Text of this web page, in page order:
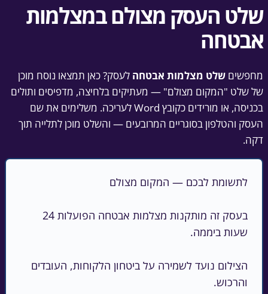
שלט העסק מצולם במצלמות
אבטחה
מחפשים שלט מצלמות אבטחה לעסק? כאן תמצאו נוסח מוכן
של שלט "המקום מצולם" — מעתיקים בלחיצה, מדפיסים ותולים
בכניסה, או מורידים כקובץ Word לעריכה. משלימים את שם
העסק והטלפון בסוגריים המרובעים — והשלט מוכן לתלייה תוך
דקה.